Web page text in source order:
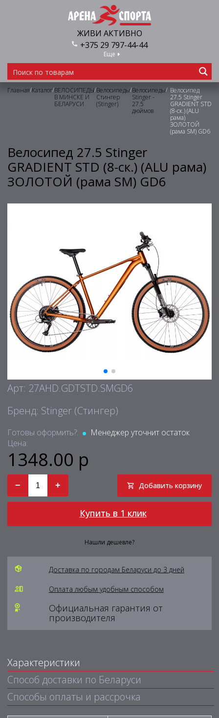
ЖИВИ АКТИВНО
+375 29 797-44-44
Еще
Главная/Каталог/ВЕЛОСИПЕДЫ
В МИНСКЕ И
БЕЛАРУСИ
/Велосипеды
Стингер
(Stinger)
/Велосипеды
Stinger -
27.5
дюймов
/ Велосипед
27.5 Stinger
GRADIENT STD
(8-ск.) (ALU
рама)
ЗОЛОТОЙ
(рама SM) GD6
Велосипед 27.5 Stinger
GRADIENT STD (8-ск.) (ALU рама)
ЗОЛОТОЙ (рама SM) GD6
Арт: 27AHD.GDTSTD.SMGD6
Бренд: Stinger (Стингер)
Готовы оформить?:
Менеджер уточнит остаток
Цена:
1348.00 р
− + Добавить корзину
Купить в 1 клик
Нашли дешевле?
Доставка по городам Беларуси до 3 дней
Оплата любым удобным способом
Официальная гарантия от
производителя
Характеристики
Способ доставки по Беларуси
Способы оплаты и рассрочка